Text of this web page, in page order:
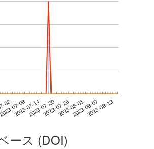
0207-08
2023-07-142023-07-202023-07-262023-08-012023-08-072023-08-13
ース (DOI)